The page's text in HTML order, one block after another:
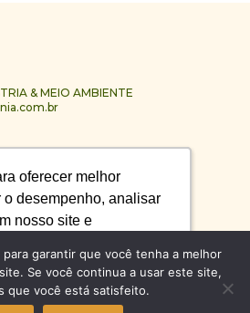
oferecer melhor
desempenho, analisar
nosso site e
Aceitar Cookies
oferecer melhor
desempenho, analisar
nosso site e
Aceitar Cookies
& MEIO AMBIENTE
garantir que você tenha a melhor
Se você continua a usar este site,
que você está satisfeito.